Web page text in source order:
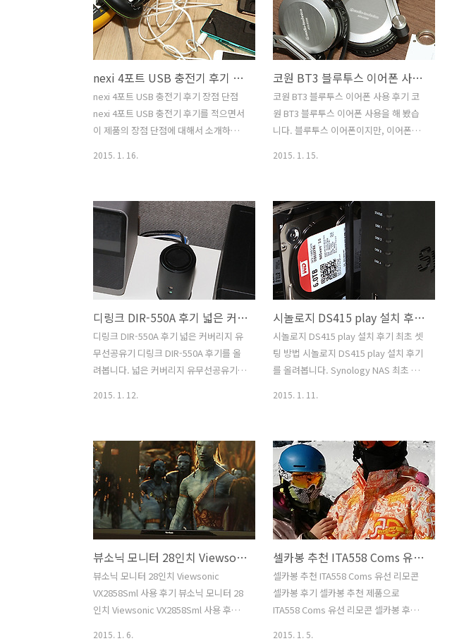
기들이 많이 쓰이고 있는데요. 시중에는
많게는 6-10개의 포트를 가진 USB 충전
기들도 나와있는 상태 입니다. NEXI 4포
트 USB 충전기는 온가족이 모두 사용하
기에도 불편함이 없는 제품인데요. 크기
도 비교적 작은편이며 전원스위치가 별도
로 존재해서 플러그를 뽑지 않고서도 대
기전력을 낮출 수 있는 기기이기도 합니
이 꽤 편리한 제품이라는 느낌을 받았습
니다. 자주 사용하는 옵션들은 큰 디스플
레이에 전면에 위치하고 있습니다. 턴 리
스트 안내는 물론 간판 안내, 교차로에서
는 차선변경등 복잡한 내용들을 쉽고 간
단하게 인지할 수 있도록 맵으로 이미지
로 표기를 합니다. 네비게이션을 처음 사
용해보는 사용자도 어렵지 않게 사용할
비중있..
nexi 4포트 USB 충전기 후기 장점 단점
nexi 4포트 USB 충전기 후기 장점 단점
nexi 4포트 USB 충전기 후기를 적으면서
이 제품의 장점 단점에 대해서 소개하려
여러 디바이스를 사용하다보니 멀티충전
기가 필요하게 되었죠. nexi 4포트 USB
충전기는 3개의 1A 단자와 1개의 2A 단자
를 가지고 있어서 동시에 4개의 디바이스
를 충전할 수 있습니다. 4개의 USB 포트
라면 한가정의 모든 스마트폰을 모두 다
충전할 수 있습니다. 태블릿이나 고용량
의 배터리를 장착한 최신 스마트폰에 맞
춘 2A 단자도 제공하므로 빠른 충전도 기
대할 수 있습니다. nexi 4포트 USB 충전
기를 근데 실제로 써보니 크기가 작다는
2015. 1. 16.
코원 BT3 블루투스 이어폰 사용 후기
코원 BT3 블루투스 이어폰 사용 후기 코
원 BT3 블루투스 이어폰 사용을 해 봤습
니다. 블루투스 이어폰이지만, 이어폰을
폰의 겨우 이어폰을 자신의 취향대로 쓰
지 못하는 부분이 있으나 코워 BT3 블루
투스 이어폰 사용을 하면 블루투스 이어
폰의 확장만 가능하죠. 물론 기본적으로
성능이 좋은 코원 이어폰을 기본으로 제
공합니다. apt-X 코덱 지원과 BBE+ 음장
효과까지 지원해서 음질도 괜찮습니다.
블루투스 이어폰은 지하철이나 또는 사람
은 많은 곳에서 이어폰 사용시 줄엉킴 등
을 방지해주기도 합니다. 실제로 그래서
지하철에서 블루투스 헤드폰을 쓰는 분들
시..
2015. 1. 15.
디링크 DIR-550A 후기 넓은 커버리지 유무선공유기
디링크 DIR-550A 후기 넓은 커버리지 유
무선공유기 디링크 DIR-550A 후기를 올
려봅니다. 넓은 커버리지 유무선공유기라
그나마 될만한 DIR-806A와 비교를 해봤
는데요. 엄청난 커버리지에 놀랐습니다.
디링크 DIR-550A 후기에서는 실제로 사
용해보면서 이제품의 포지션은 무엇인지
그리고 여러분들이 가지고 있는 잘못된
상식을 파괘해 보려고 합니다. 제 경우에
는 기가인터넷을 쓰고 있습니다. 그런데
기가인터넷을 막상 써보면 아직은
100Mbps 회선을 쓰는 사람이 더 많다는
것을 알게 됩니다. 디링크 DIR-550A 후기
를 적으면서 어떻게 보면 제가 가진 기가
2015. 1. 12.
시놀로지 DS415 play 설치 후기 최초 셋팅 방법
시놀로지 DS415 play 설치 후기 최초 셋
팅 방법 시놀로지 DS415 play 설치 후기
를 올려봅니다. Synology NAS 최초 셋
법은 비슷하고 간단한 편 입니다. 특별히
메뉴얼이 없더라도 따라하다보면 시놀로
지 DS415 play 설치를 마무리할 수 있습
니다. NAS의 명품이라고 할만한 이 제품
은 하드디스크를 장착하는 방법 및 연결
하는 방법들을 모두 쉽고 간단하게 할 수
있게 해두었습니다. 그래서 시놀로지
DS415 play 설치시에 볼트를 조이거나
뭔가 도구가 필요하거나 하지 않습니다.
즉 맨손으로 조립 및 설치까지 모두 끝낼
수 있습니다. 다만 아래 내용들을 따라하
2015. 1. 11.
뷰소닉 모니터 28인치 Viewsonic VX2858Sml 사용 후기
뷰소닉 모니터 28인치 Viewsonic
VX2858Sml 사용 후기 뷰소닉 모니터 28
인치 Viewsonic VX2858Sml 사용 후기
2015. 1. 6.
셀카봉 추천 ITA558 Coms 유선 리모콘 셀카봉 후기
셀카봉 추천 ITA558 Coms 유선 리모콘
셀카봉 후기 셀카봉 추천 제품으로
ITA558 Coms 유선 리모콘 셀카봉 후기
2015. 1. 5.